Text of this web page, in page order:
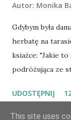
Autor: Monika
Gdybym była
herbatę na
ksiażce: "Jakie to
podróżująca ze
de Wintera,
owdowiałego
UDOSTĘPNIJ
This site uses